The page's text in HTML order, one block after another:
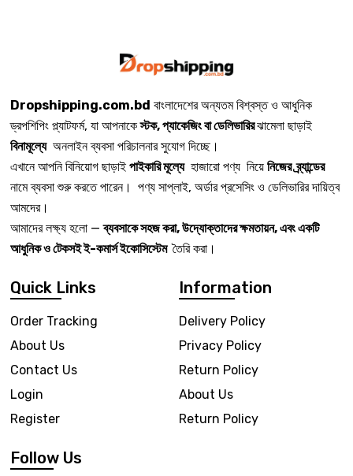
Dropshipping.com.bd বাংলাদেশের অন্যতম বিশ্বস্ত ও আধুনিক
ড্রপশিপিং প্ল্যাটফর্ম, যা আপনাকেস্টক, প্যাকেজিং বা ডেলিভারিরঝামেলা ছাড়াই
বিনামূল্যেঅনলাইন ব্যবসা পরিচালনার সুযোগ দিচ্ছে।
এখানে আপনি বিনিয়োগ ছাড়াই পাইকারি মূল্যেহাজারো পণ্য নিয়ে নিজের ব্র্যান্ডের
নামে ব্যবসা শুরু করতে পারেন। পণ্য সাপ্লাই, অর্ডার প্রসেসিং ও ডেলিভারির দায়িত্ব
আমদের।
আমাদের লক্ষ্য হলো —ব্যবসাকে সহজ করা, উদ্যোক্তাদের ক্ষমতায়ন, এবং একটি
আধুনিক ও টেকসই ই-কমার্স ইকোসিস্টেম তৈরি করা।
Quick Links
Order Tracking
About Us
Contact Us
Login
Register
Information
Delivery Policy
Privacy Policy
Return Policy
About Us
Return Policy
Follow Us